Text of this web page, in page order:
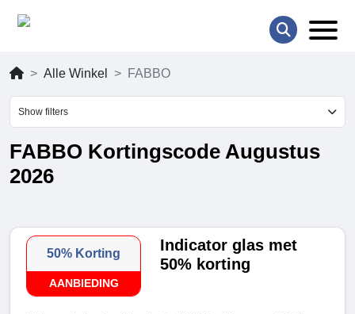
Alle Winkel FABBO
Show filters
FABBO Kortingscode Augustus
2026
50% Korting
AANBIEDING
Indicator glas met
50% korting